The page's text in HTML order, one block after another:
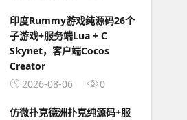
印度Rummy游戏纯源码26个
子游戏+服务端Lua + C
Skynet，客户端Cocos
Creator
2026-08-06
0
仿微扑克德洲扑克纯源码+服